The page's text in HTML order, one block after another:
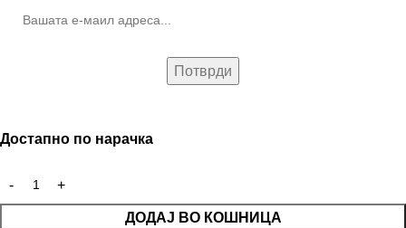
Достапно по нарачка
ДОДАЈ ВО КОШНИЦА